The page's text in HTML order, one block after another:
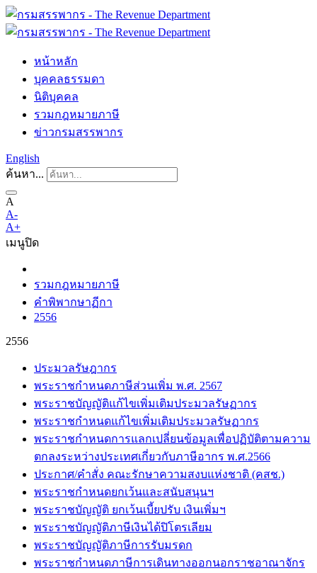
หน้าหลัก
บุคคลธรรมดา
นิติบุคคล
รวมกฎหมายภาษี
ข่าวกรมสรรพากร
English
ค้นหา...
A
A-
A+
เมนูปิด
รวมกฎหมายภาษี
คำพิพากษาฏีกา
2556
2556
ประมวลรัษฎากร
พระราชกำหนดภาษีส่วนเพิ่ม พ.ศ. 2567
พระราชบัญญัติแก้ไขเพิ่มเติมประมวลรัษฏากร
พระราชกำหนดแก้ไขเพิ่มเติมประมวลรัษฏากร
พระราชกำหนดการแลกเปลี่ยนข้อมูลเพื่อปฏิบัติตามความ
ตกลงระหว่างประเทศเกี่ยวกับภาษีอากร พ.ศ.2566
ประกาศ/คำสั่ง คณะรักษาความสงบแห่งชาติ (คสช.)
พระราชกำหนดยกเว้นและสนับสนุนฯ
พระราชบัญญัติ ยกเว้นเบี้ยปรับ เงินเพิ่มฯ
พระราชบัญญัติภาษีเงินได้ปิโตรเลียม
พระราชบัญญัติภาษีการรับมรดก
พระราชกำหนดภาษีการเดินทางออกนอกราชอาณาจักร